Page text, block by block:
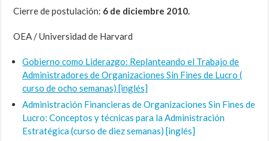
Cierre de postulación: 6 de diciembre 2010.
OEA / Universidad de Harvard
Gobierno como Liderazgo: Replanteando el Trabajo de
Administradores de Organizaciones Sin Fines de Lucro (
curso de ocho semanas) [inglés]
Administración Financieras de Organizaciones Sin Fines de
Lucro: Conceptos y técnicas para la Administración
Estratégica (curso de diez semanas) [inglés]